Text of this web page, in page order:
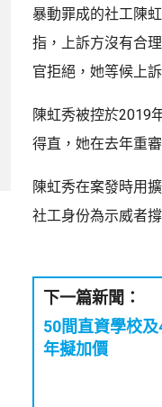
暴動罪成的社工陳
指，上訴方沒有合
官拒絕，她等候上
陳虹秀被控於2019
得直，她在去年重
陳虹秀在案發時用
社工身份為示威者
下一篇新聞：
50間直資學校
年擬加價